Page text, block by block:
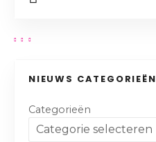
NIEUWS CATEGORIEËN
Categorieën